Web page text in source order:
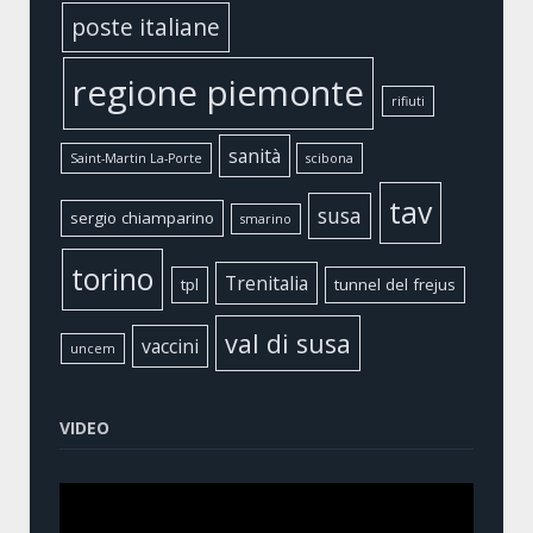
poste italiane
regione piemonte rifiuti
Saint-Martin La-Porte sanità scibona
sergio chiamparino smarino susa
tav
torino
tpl Trenitalia tunnel del frejus
uncem vaccini val di susa
VIDEO